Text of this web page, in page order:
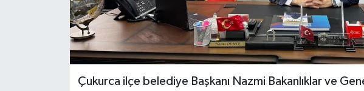
Çukurca ilçe belediye Başkanı Nazmi Bakanlıklar ve